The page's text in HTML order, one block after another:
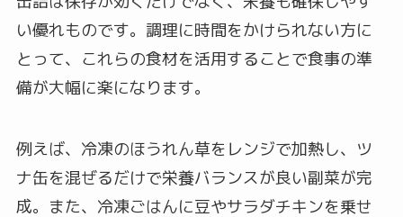
い優れものです。調理に時間をかけられない方に
とって、これらの食材を活用することで食事の準
備が大幅に楽になります。
例えば、冷凍のほうれん草をレンジで加熱し、ツ
ナ缶を混ぜるだけで栄養バランスが良い副菜が完
成。また、冷凍ごはんに豆やサラダチキンを乗せ